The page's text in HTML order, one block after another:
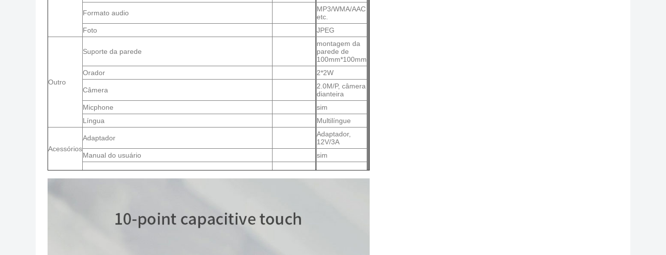
Formato audio
MP3/WMA/AAC
etc.
Foto
JPEG
Outro
Suporte da parede
montagem da
parede de
100mm*100mm
Orador
2*2W
Câmera
2.0M/P, câmera
dianteira
Micphone
sim
Língua
Multilíngue
Acessórios
Adaptador
Adaptador,
12V/3A
Manual do usuário
sim